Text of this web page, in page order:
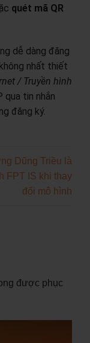
quét mã QR
dễ dàng đăng
nhất thiết
/ Truyền hình
qua tin nhắn
đăng ký.
Dũng Triều là
FPT IS khi thay
đổi mô hình
được phục